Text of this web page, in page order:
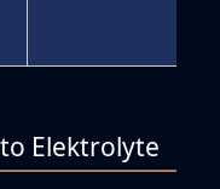
Elektrolyte